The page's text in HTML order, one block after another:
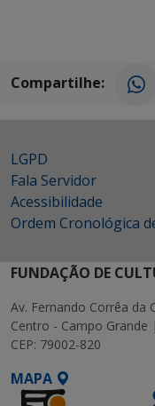
Compartilhe:
LGPD
Fala Servidor
Acessibilidade
Ordem Cronológica
FUNDAÇÃO DE
Av. Fernando Corrêa da
Centro - Campo Grande
CEP: 79002-820
MAPA